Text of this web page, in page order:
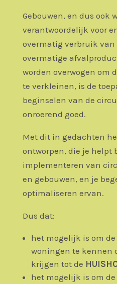
Gebouwen, en dus ook
verantwoordelijk voor
overmatig verbruik
overmatige
worden overwogen om
te verkleinen, is de
beginselen van de
onroerend goed.
Met dit in gedachten
ontworpen, die je helpt
implementeren van
en gebouwen, en je
optimaliseren ervan.
Dus dat:
het mogelijk is om
woningen te kennen
krijgen totde
het mogelijk is om de